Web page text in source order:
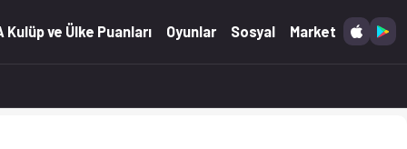
Kulüp ve Ülke Puanları Oyunlar Sosyal Market